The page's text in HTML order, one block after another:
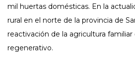
mil huertas domésticas. En la
rural en el norte de la provincia de
reactivación de la agricultura
regenerativo.